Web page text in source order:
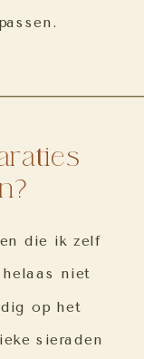
die ik zelf
niet
op het
sieraden